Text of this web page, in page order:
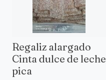
Regaliz alargado
Cinta dulce de leche
pica